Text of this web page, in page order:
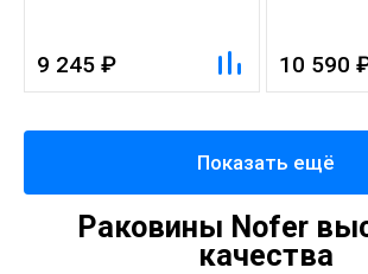
9 245 ₽ 10 590
Показать ещё
Раковины Nofer
качества